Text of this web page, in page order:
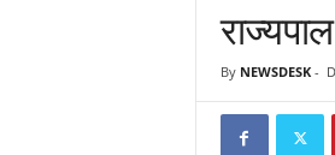
By NEWSDESK-